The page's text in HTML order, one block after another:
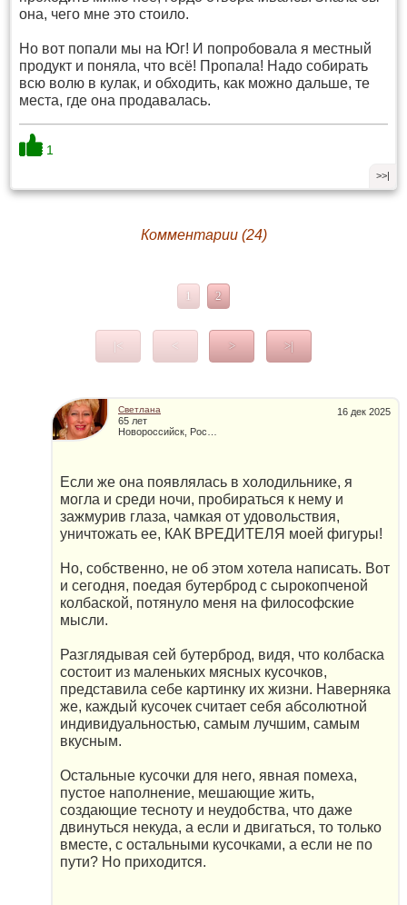
она, чего мне это стоило.
Но вот попали мы на Юг! И попробовала я местный
продукт и поняла, что всё! Пропала! Надо собирать
всю волю в кулак, и обходить, как можно дальше, те
места, где она продавалась.
1
>>|
Комментарии (24)
1 2
|< < > >|
16 дек 2025
Светлана
65 лет
Если же она появлялась в холодильнике, я
могла и среди ночи, пробираться к нему и
зажмурив глаза, чамкая от удовольствия,
уничтожать ее, КАК ВРЕДИТЕЛЯ моей фигуры!
Но, собственно, не об этом хотела написать. Вот
и сегодня, поедая бутерброд с сырокопченой
колбаской, потянуло меня на философские
мысли.
Разглядывая сей бутерброд, видя, что колбаска
состоит из маленьких мясных кусочков,
представила себе картинку их жизни. Наверняка
же, каждый кусочек считает себя абсолютной
индивидуальностью, самым лучшим, самым
вкусным.
Остальные кусочки для него, явная помеха,
пустое наполнение, мешающие жить,
создающие тесноту и неудобства, что даже
двинуться некуда, а если и двигаться, то только
вместе, с остальными кусочками, а если не по
пути? Но приходится.